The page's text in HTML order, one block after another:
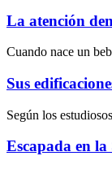
La atención
Cuando nace un
Sus
Según los
Escapada en